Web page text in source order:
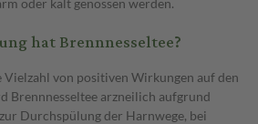
hat Brennnesseltee?
Vielzahl von positiven Wirkungen auf den
Brennnesseltee arzneilich aufgrund
Durchspülung der Harnwege, bei